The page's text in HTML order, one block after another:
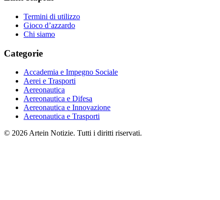
Termini di utilizzo
Gioco d’azzardo
Chi siamo
Categorie
Accademia e Impegno Sociale
Aerei e Trasporti
Aereonautica
Aereonautica e Difesa
Aereonautica e Innovazione
Aereonautica e Trasporti
© 2026 Artein Notizie. Tutti i diritti riservati.